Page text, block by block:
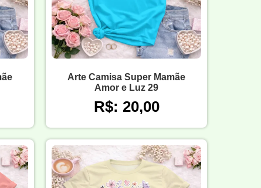
Arte Camisa Super Mamãe
Amor e Luz 29
R$: 20,00